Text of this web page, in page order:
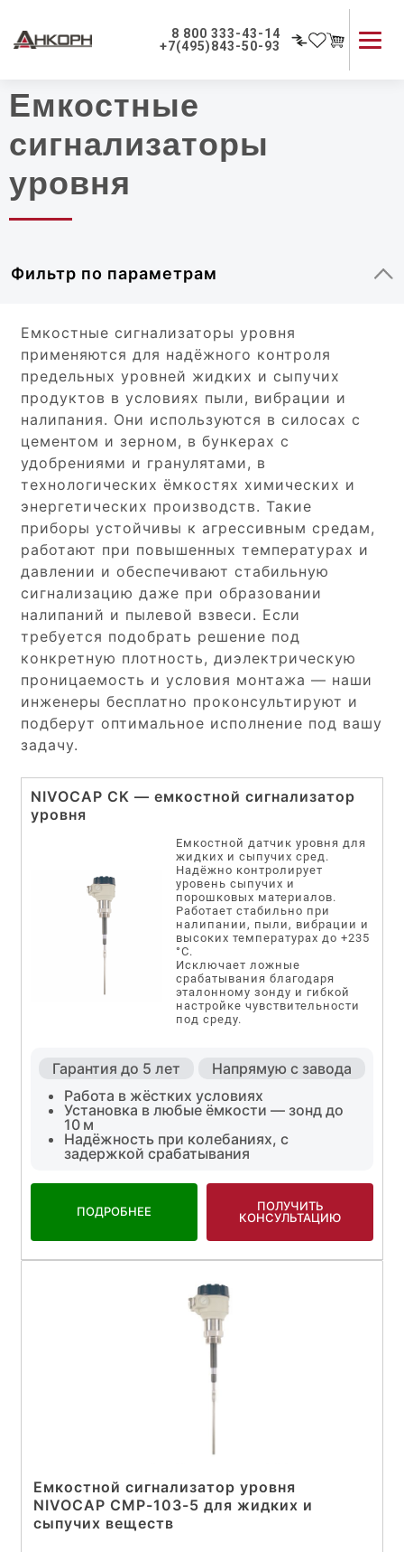
8 800 333-43-14
+7(495)843-50-93
Главная| Каталог
Емкостные
сигнализаторы
уровня
Фильтр по параметрам
Емкостные сигнализаторы уровня
применяются для надёжного контроля
предельных уровней жидких и сыпучих
продуктов в условиях пыли, вибрации и
налипания. Они используются в силосах с
цементом и зерном, в бункерах с
удобрениями и гранулятами, в
технологических ёмкостях химических и
энергетических производств. Такие
приборы устойчивы к агрессивным средам,
работают при повышенных температурах и
давлении и обеспечивают стабильную
сигнализацию даже при образовании
налипаний и пылевой взвеси. Если
требуется подобрать решение под
конкретную плотность, диэлектрическую
проницаемость и условия монтажа — наши
инженеры бесплатно проконсультируют и
подберут оптимальное исполнение под вашу
задачу.
NIVOCAP CK — емкостной сигнализатор
уровня
Емкостной датчик уровня для
жидких и сыпучих сред.
Надёжно контролирует
уровень сыпучих и
порошковых материалов.
Работает стабильно при
налипании, пыли, вибрации и
высоких температурах до +235
°C.
Исключает ложные
срабатывания благодаря
эталонному зонду и гибкой
настройке чувствительности
под среду.
Гарантия до 5 лет
Напрямую с завода
Работа в жёстких условиях
Установка в любые ёмкости — зонд до
10 м
Надёжность при колебаниях, с
задержкой срабатывания
ПОДРОБНЕЕ
ПОЛУЧИТЬ
КОНСУЛЬТАЦИЮ
Емкостной сигнализатор уровня
NIVOCAP CMP-103-5 для жидких и
сыпучих веществ